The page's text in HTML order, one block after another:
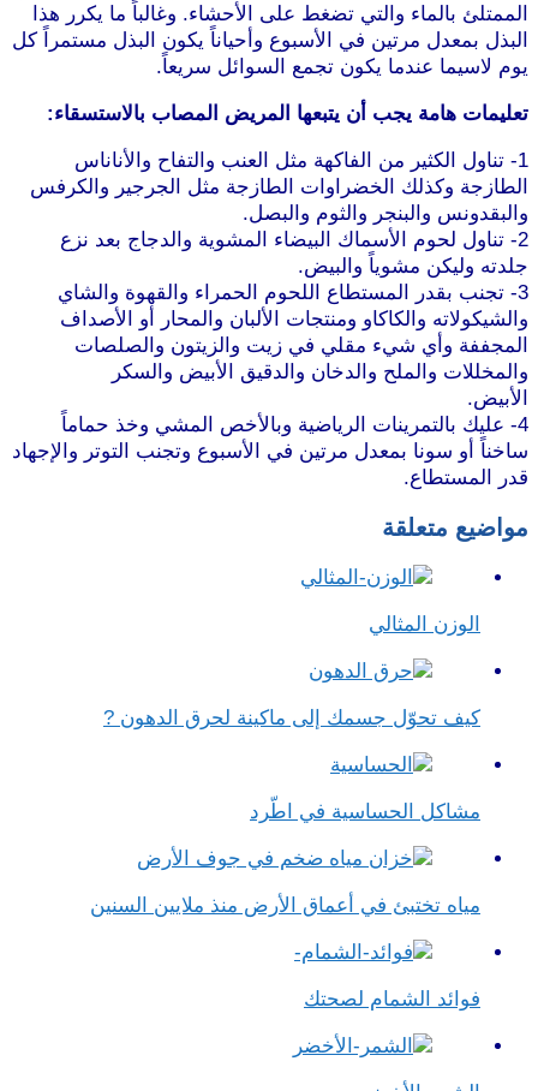
الممتلئ بالماء والتي تضغط على الأحشاء. وغالباً ما يكرر هذا
البذل بمعدل مرتين في الأسبوع وأحياناً يكون البذل مستمراً كل
يوم لاسيما عندما يكون تجمع السوائل سريعاً.
تعليمات هامة يجب أن يتبعها المريض المصاب بالاستسقاء:
1- تناول الكثير من الفاكهة مثل العنب والتفاح والأناناس
الطازجة وكذلك الخضراوات الطازجة مثل الجرجير والكرفس
والبقدونس والبنجر والثوم والبصل.
2- تناول لحوم الأسماك البيضاء المشوية والدجاج بعد نزع
جلدته وليكن مشوياً والبيض.
3- تجنب بقدر المستطاع اللحوم الحمراء والقهوة والشاي
والشيكولاته والكاكاو ومنتجات الألبان والمحار أو الأصداف
المجففة وأي شيء مقلي في زيت والزيتون والصلصات
والمخللات والملح والدخان والدقيق الأبيض والسكر
الأبيض.
4- عليك بالتمرينات الرياضية وبالأخص المشي وخذ حماماً
ساخناً أو سونا بمعدل مرتين في الأسبوع وتجنب التوتر والإجهاد
قدر المستطاع.
مواضيع متعلقة
الوزن المثالي
كيف تحوّل جسمك إلى ماكينة لحرق الدهون ?
مشاكل الحساسية في اطّرد
مياه تختبئ في أعماق الأرض منذ ملايين السنين
فوائد الشمام لصحتك